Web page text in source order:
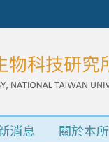
消息 關於本所